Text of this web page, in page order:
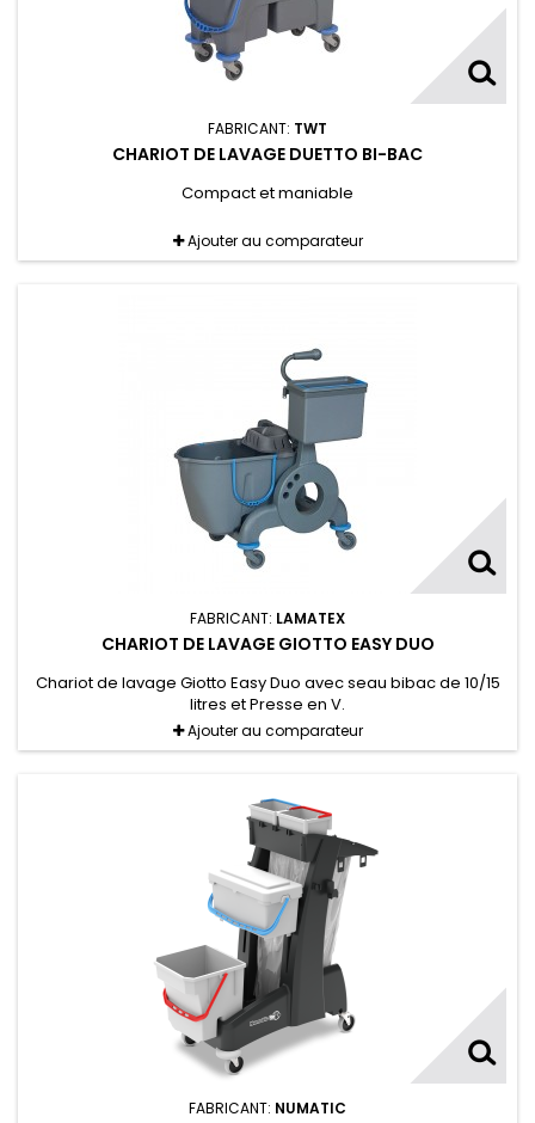
FABRICANT: TWT
CHARIOT DE LAVAGE DUETTO BI-BAC
Compact et maniable
Ajouter au comparateur
FABRICANT: LAMATEX
CHARIOT DE LAVAGE GIOTTO EASY DUO
Chariot de lavage Giotto Easy Duo avec seau bibac de 10/15
litres et Presse en V.
Ajouter au comparateur
FABRICANT: NUMATIC